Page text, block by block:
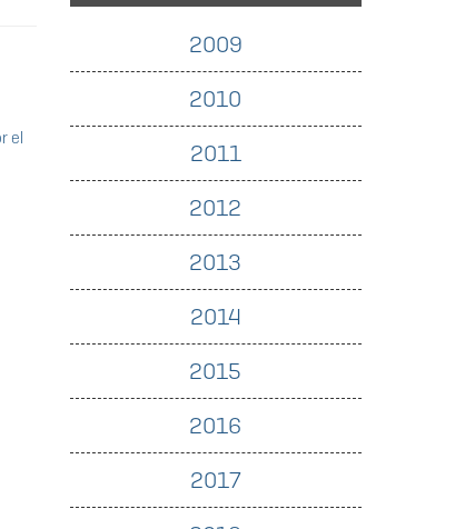
el
2009
2010
2011
2012
2013
2014
2015
2016
2017